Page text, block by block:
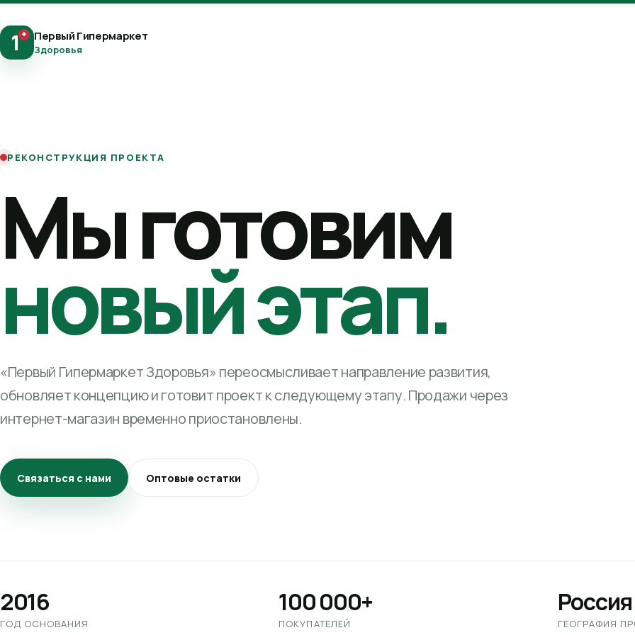
1+ Первый Гипермаркет
Здоровья
РЕКОНСТРУКЦИЯ ПРОЕКТА
Мы готовим
новый этап.
«Первый Гипермаркет Здоровья» переосмысливает направление развития,
обновляет концепцию и готовит проект к следующему этапу. Продажи через
интернет-магазин временно приостановлены.
Связаться с нами Оптовые остатки
2016
ГОД ОСНОВАНИЯ
100 000+
ПОКУПАТЕЛЕЙ
Россия
ГЕОГРАФИЯ